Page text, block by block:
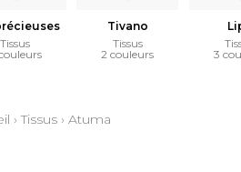
Tissus
Tivano
Tissus
2 couleurs
3
›Tissus› Atuma